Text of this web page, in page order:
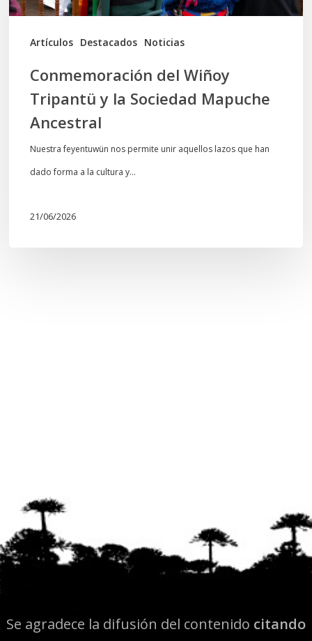
Artículos Destacados Noticias
Ancestral
Conmemoración del Wiñoy
Tripantü y la Sociedad Mapuche
Ancestral
Nuestra feyentuwün nos permite unir aquellos lazos que han
dado forma a la cultura y…
21/06/2026
Se agradece la difusión del contenido citando